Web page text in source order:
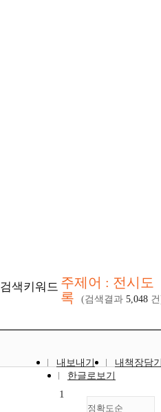
검색키워드 주제어 : 전시도
록
(검색결과 5,048
내보내기
내책장담
한글로보기
정확도순
1